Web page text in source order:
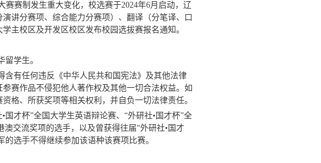
赛赛制发生重大变化，校选赛于2024年6月启动，辽
讲分赛项、综合能力分赛项）、翻译（分笔译、口
主校区及开发区校区发布校园选拔赛报名通知。
学生。
有任何违反《中华人民共和国宪法》及其他法律
赛作品不侵犯他人著作权及其他一切合法权益。如
格、所获奖项等相关权利，并自负一切法律责任。
国才杯”全国大学生英语辩论赛、“外研社•国才杯”全
澳交流奖项的选手，以及曾获得往届“外研社•国才
选手不得继续参加该语种该赛项比赛。